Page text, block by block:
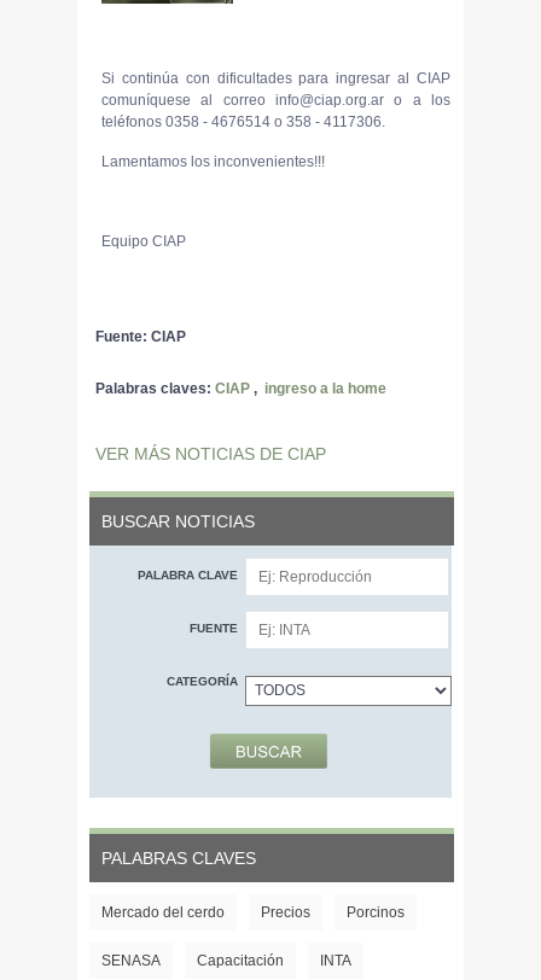
Si continúa con dificultades para ingresar al CIAP
comuníquese al correo info@ciap.org.ar o a los
teléfonos 0358 - 4676514 o 358 - 4117306.
Lamentamos los inconvenientes!!!
Equipo CIAP
Fuente: CIAP
Palabras claves: CIAP , ingreso a la home
VER MÁS NOTICIAS DE CIAP
BUSCAR NOTICIAS
PALABRA CLAVE
FUENTE
CATEGORÍA
PALABRAS CLAVES
Mercado del cerdo Precios Porcinos
SENASA Capacitación INTA